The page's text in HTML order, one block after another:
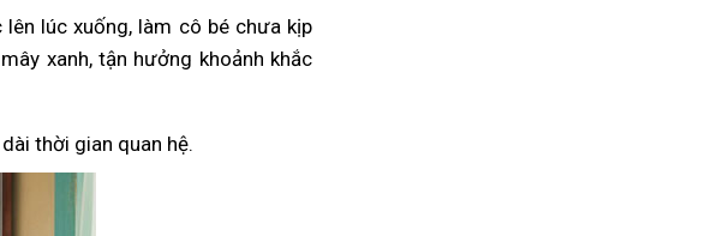
lên lúc xuống, làm cô bé chưa kịp
xanh, tận hưởng khoảnh khắc
thời gian quan hệ.